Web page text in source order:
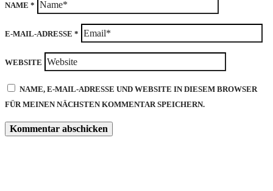
NAME *
E-MAIL-ADRESSE *
WEBSITE
NAME, E-MAIL-ADRESSE UND WEBSITE IN DIESEM BROWSER
FÜR MEINEN NÄCHSTEN KOMMENTAR SPEICHERN.